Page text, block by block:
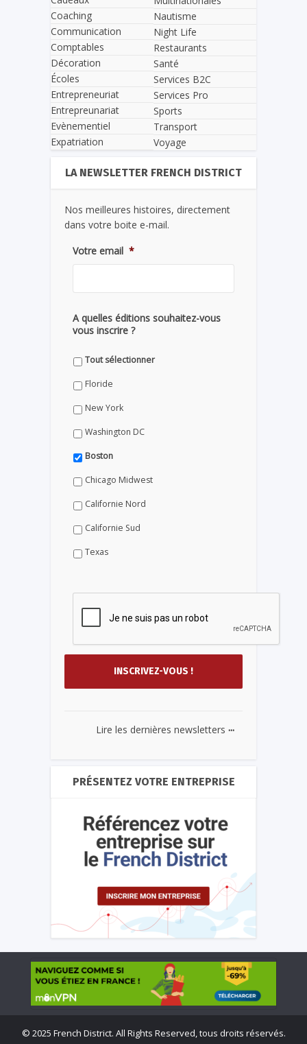
Coaching
Communication
Comptables
Décoration
Écoles
Entrepreneuriat
Entrepreunariat
Evènementiel
Expatriation
Nautisme
Night Life
Restaurants
Santé
Services B2C
Services Pro
Sports
Transport
Voyage
LA NEWSLETTER FRENCH DISTRICT
Nos meilleures histoires, directement
dans votre boite e-mail.
Votre email *
A quelles éditions souhaitez-vous
vous inscrire ?
Tout sélectionner
Floride
New York
Washington DC
Boston
Chicago Midwest
Californie Nord
Californie Sud
Texas
Lire les dernières newsletters ...
PRÉSENTEZ VOTRE ENTREPRISE
© 2025 French District. All Rights Reserved, tous droits réservés.